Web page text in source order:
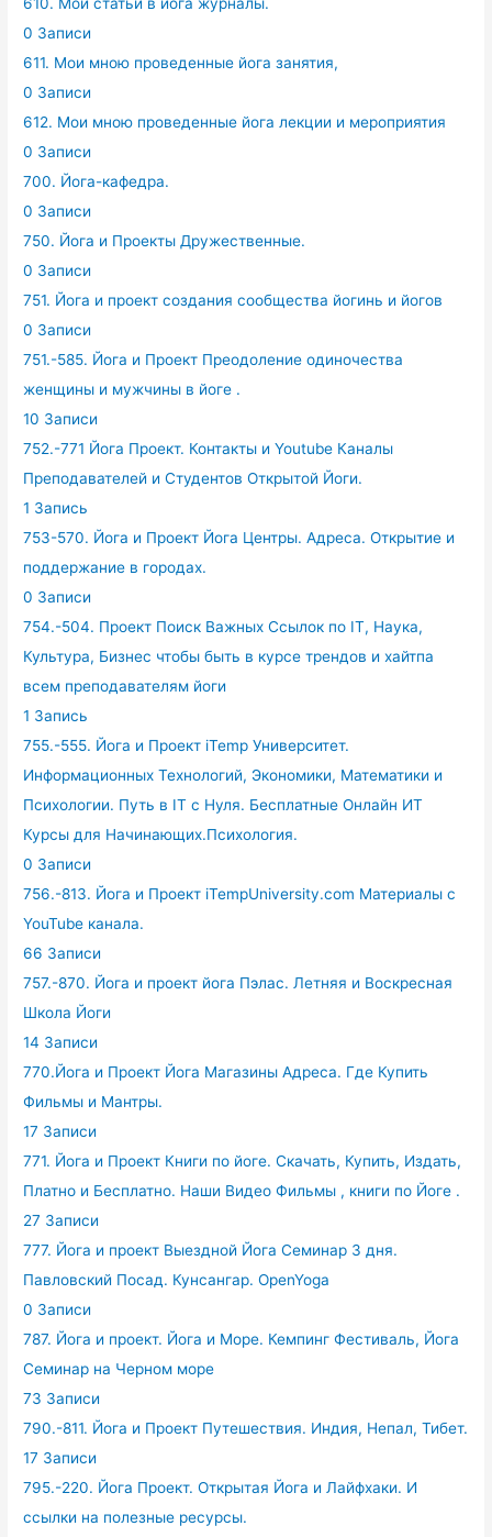
610. Мои статьи в йога журналы.
0 Записи
611. Мои мною проведенные йога занятия,
0 Записи
612. Мои мною проведенные йога лекции и мероприятия
0 Записи
700. Йога-кафедра.
0 Записи
750. Йога и Проекты Дружественные.
0 Записи
751. Йога и проект создания сообщества йогинь и йогов
0 Записи
751.-585. Йога и Проект Преодоление одиночества
женщины и мужчины в йоге .
10 Записи
752.-771 Йога Проект. Контакты и Youtube Каналы
Преподавателей и Студентов Открытой Йоги.
1 Запись
753-570. Йога и Проект Йога Центры. Адреса. Открытие и
поддержание в городах.
0 Записи
754.-504. Проект Поиск Важных Ссылок по IT, Наука,
Культура, Бизнес чтобы быть в курсе трендов и хайтпа
всем преподавателям йоги
1 Запись
755.-555. Йога и Проект iTemp Университет.
Информационных Технологий, Экономики, Математики и
Психологии. Путь в IT с Нуля. Бесплатные Онлайн ИТ
Курсы для Начинающих.Психология.
0 Записи
756.-813. Йога и Проект iTempUniversity.com Материалы с
YouTube канала.
66 Записи
757.-870. Йога и проект йога Пэлас. Летняя и Воскресная
Школа Йоги
14 Записи
770.Йога и Проект Йога Магазины Адреса. Где Купить
Фильмы и Мантры.
17 Записи
771. Йога и Проект Книги по йоге. Скачать, Купить, Издать,
Платно и Бесплатно. Наши Видео Фильмы , книги по Йоге .
27 Записи
777. Йога и проект Выездной Йога Семинар 3 дня.
Павловский Посад. Кунсангар. OpenYoga
0 Записи
787. Йога и проект. Йога и Море. Кемпинг Фестиваль, Йога
Семинар на Черном море
73 Записи
790.-811. Йога и Проект Путешествия. Индия, Непал, Тибет.
17 Записи
795.-220. Йога Проект. Открытая Йога и Лайфхаки. И
ссылки на полезные ресурсы.